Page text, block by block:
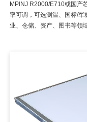
MPINJ R2000/E710或国产
率可调，可选测温、国标/
业、仓储、资产、图书等领